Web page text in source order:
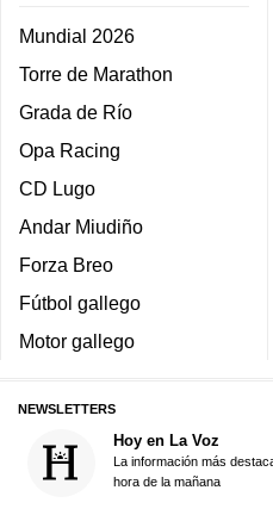
Mundial 2026
Torre de Marathon
Grada de Río
Opa Racing
CD Lugo
Andar Miudiño
Forza Breo
Fútbol gallego
Motor gallego
NEWSLETTERS
Hoy en La Voz
La información más
hora de la mañana